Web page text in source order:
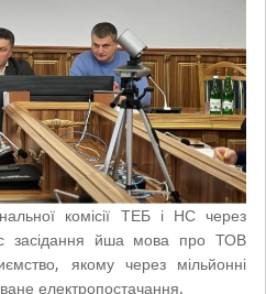
комісії ТЕБ і НС через
засідання йша мова про ТОВ
якому через мільйонні
електропостачання.